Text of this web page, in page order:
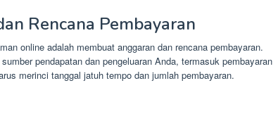
Rencana Pembayaran
online adalah membuat anggaran dan rencana pembayaran.
pendapatan dan pengeluaran Anda, termasuk pembayaran
merinci tanggal jatuh tempo dan jumlah pembayaran.